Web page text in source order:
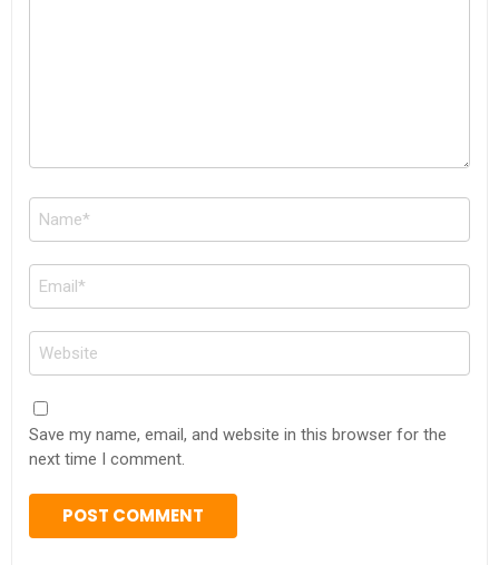
Name
*
Email
*
Website
Save my name, email, and website in this browser for the
next time I comment.